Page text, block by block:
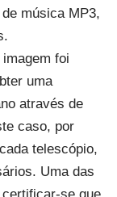
música MP3,
foi
uma
através de
caso, por
telescópio,
Uma das